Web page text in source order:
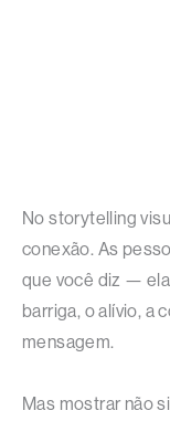
No storytelling
conexão. As
que você diz —
barriga, o alívio, a
mensagem.
Mas mostrar não